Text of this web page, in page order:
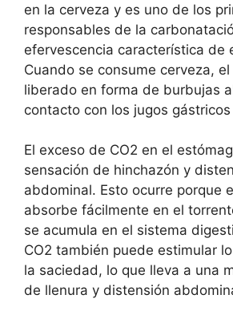
en la cerveza y es uno de los
responsables de la
efervescencia característica de
Cuando se consume cerveza, el
liberado en forma de burbujas
contacto con los jugos
El exceso de CO2 en el
sensación de hinchazón y
abdominal. Esto ocurre porque
absorbe fácilmente en el
se acumula en el sistema
CO2 también puede estimular
la saciedad, lo que lleva a una
de llenura y distensión